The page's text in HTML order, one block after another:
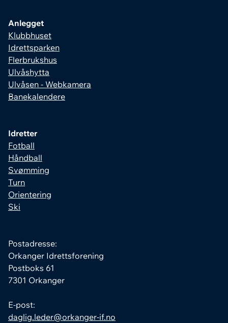
Anlegget
Klubbhuset
Idrettsparken
Flerbrukshus
Ulvåshytta
Ulvåsen - Webkamera
Banekalendere
Idretter
Fotball
Håndball
Svømming
Turn
Orientering
Ski
Postadresse:
Orkanger Idrettsforening
Postboks 61
7301 Orkanger
E-post:
daglig.leder@orkanger-if.no